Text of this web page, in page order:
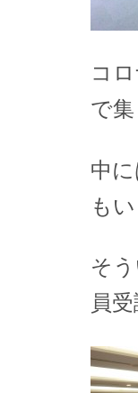
コ
で
中
も
そ
員